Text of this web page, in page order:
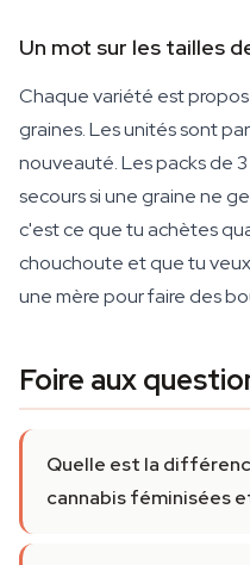
Un mot sur les tailles
Chaque variété est
graines. Les unités sont
nouveauté. Les packs de
secours si une graine ne
c'est ce que tu achètes
chouchoute et que tu
une mère pour faire des
Foire aux
Quelle est la
cannabis féminisées